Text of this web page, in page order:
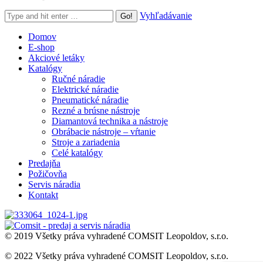
Search:
Vyhľadávanie
Domov
E-shop
Akciové letáky
Katalógy
Ručné náradie
Elektrické náradie
Pneumatické náradie
Rezné a brúsne nástroje
Diamantová technika a nástroje
Obrábacie nástroje – vŕtanie
Stroje a zariadenia
Celé katalógy
Predajňa
Požičovňa
Servis náradia
Kontakt
© 2019 Všetky práva vyhradené COMSIT Leopoldov, s.r.o.
© 2022 Všetky práva vyhradené COMSIT Leopoldov, s.r.o.